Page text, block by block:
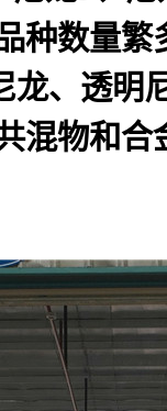
种数量
龙、透明
混物和